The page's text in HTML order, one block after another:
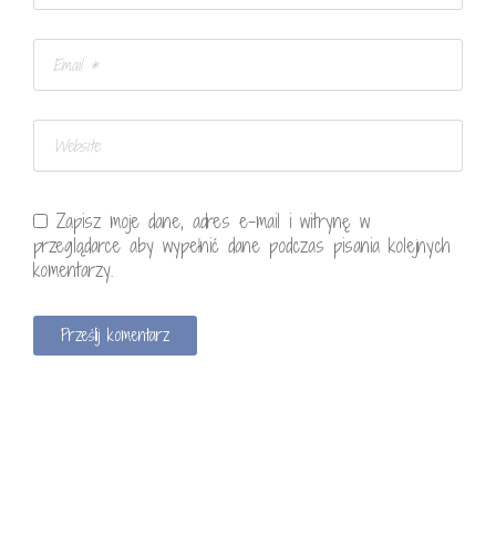
Zapisz moje dane, adres e-mail i witrynę w
przeglądarce aby wypełnić dane podczas pisania kolejnych
komentarzy.